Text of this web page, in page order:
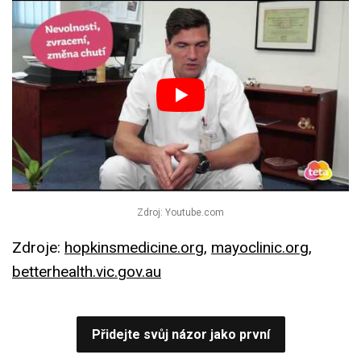
Zdroj: Youtube.com
Zdroje: hopkinsmedicine.org, mayoclinic.org,
betterhealth.vic.gov.au
Přidejte svůj názor jako první